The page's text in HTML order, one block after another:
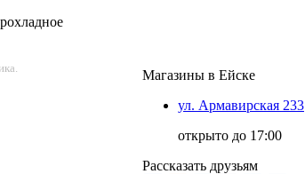
Магазины в Ейскe
ул. Армавирская 233
открыто до 17:00
Рассказать друзьям